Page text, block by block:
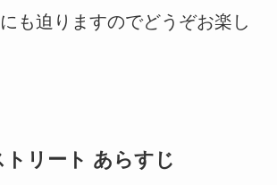
も迫りますのでどうぞお楽し
リート あらすじ